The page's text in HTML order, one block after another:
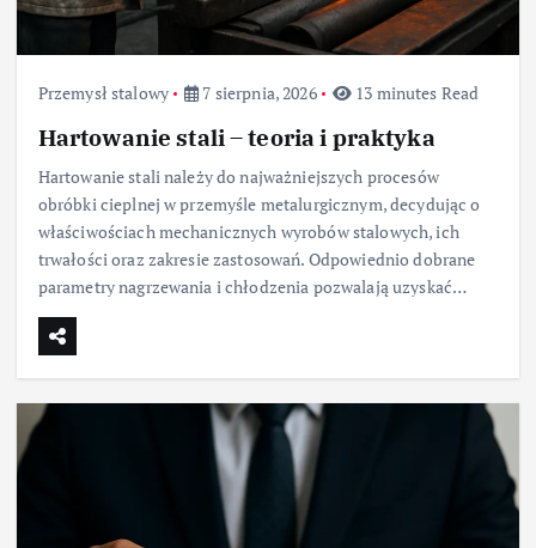
Przemysł stalowy 7 sierpnia, 2026 13 minutes Read
Hartowanie stali – teoria i praktyka
Hartowanie stali należy do najważniejszych procesów
obróbki cieplnej w przemyśle metalurgicznym, decydując o
właściwościach mechanicznych wyrobów stalowych, ich
trwałości oraz zakresie zastosowań. Odpowiednio dobrane
parametry nagrzewania i chłodzenia pozwalają uzyskać…